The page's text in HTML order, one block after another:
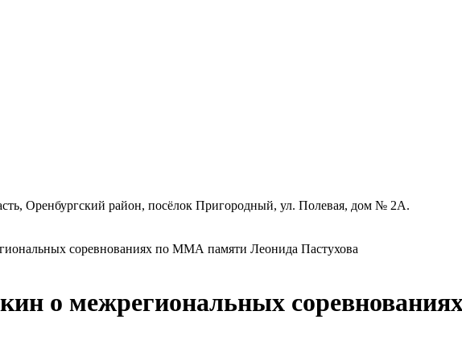
Оренбургский район, посёлок Пригородный, ул. Полевая, дом № 2А.
соревнованиях по ММА памяти Леонида Пастухова
о межрегиональных